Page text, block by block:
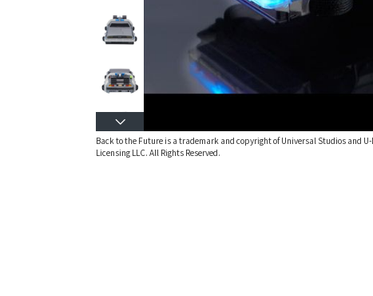
Back to the Future is a trademark and copyright of Universal Studios and
Licensing LLC. All Rights Reserved.